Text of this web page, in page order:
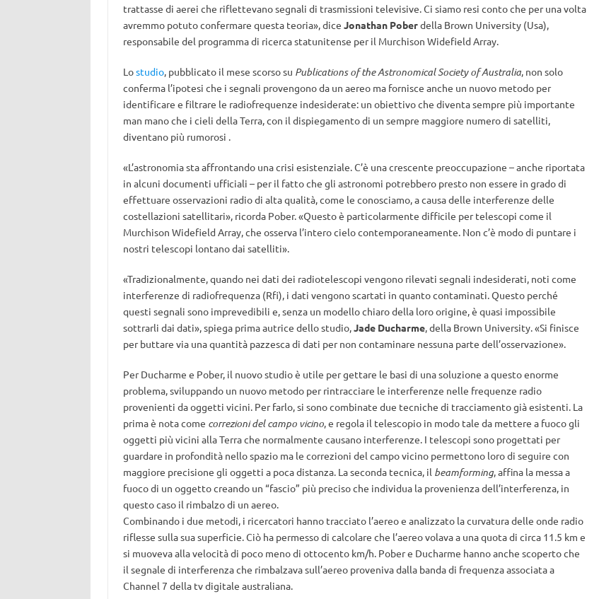
trattasse di aerei che riflettevano segnali di trasmissioni televisive. Ci siamo resi conto che per una volta
avremmo potuto confermare questa teoria», dice Jonathan Poberdella Brown University (Usa),
responsabile del programma di ricerca statunitense per il Murchison Widefield Array.
Lostudio, pubblicato il mese scorso su Publications of the Astronomical Society of Australia, non solo
conferma l’ipotesi che i segnali provengono da un aereo ma fornisce anche un nuovo metodo per
identificare e filtrare le radiofrequenze indesiderate: un obiettivo che diventa sempre più importante
man mano che i cieli della Terra, con il dispiegamento di un sempre maggiore numero di satelliti,
diventano più rumorosi .
«L’astronomia sta affrontando una crisi esistenziale. C’è una crescente preoccupazione – anche riportata
in alcuni documenti ufficiali – per il fatto che gli astronomi potrebbero presto non essere in grado di
effettuare osservazioni radio di alta qualità, come le conosciamo, a causa delle interferenze delle
costellazioni satellitari», ricorda Pober. «Questo è particolarmente difficile per telescopi come il
Murchison Widefield Array, che osserva l’intero cielo contemporaneamente. Non c’è modo di puntare i
nostri telescopi lontano dai satelliti».
«Tradizionalmente, quando nei dati dei radiotelescopi vengono rilevati segnali indesiderati, noti come
interferenze di radiofrequenza (Rfi), i dati vengono scartati in quanto contaminati. Questo perché
questi segnali sono imprevedibili e, senza un modello chiaro della loro origine, è quasi impossibile
sottrarli dai dati», spiega prima autrice dello studio,Jade Ducharme, della Brown University. «Si finisce
per buttare via una quantità pazzesca di dati per non contaminare nessuna parte dell’osservazione».
Per Ducharme e Pober, il nuovo studio è utile per gettare le basi di una soluzione a questo enorme
problema, sviluppando un nuovo metodo per rintracciare le interferenze nelle frequenze radio
provenienti da oggetti vicini. Per farlo, si sono combinate due tecniche di tracciamento già esistenti. La
prima è nota come correzioni del campo vicino, e regola il telescopio in modo tale da mettere a fuoco gli
oggetti più vicini alla Terra che normalmente causano interferenze. I telescopi sono progettati per
guardare in profondità nello spazio ma le correzioni del campo vicino permettono loro di seguire con
maggiore precisione gli oggetti a poca distanza. La seconda tecnica, il beamforming, affina la messa a
fuoco di un oggetto creando un “fascio” più preciso che individua la provenienza dell’interferenza, in
questo caso il rimbalzo di un aereo.
Combinando i due metodi, i ricercatori hanno tracciato l’aereo e analizzato la curvatura delle onde radio
riflesse sulla sua superficie. Ciò ha permesso di calcolare che l’aereo volava a una quota di circa 11.5 km e
si muoveva alla velocità di poco meno di ottocento km/h. Pober e Ducharme hanno anche scoperto che
il segnale di interferenza che rimbalzava sull’aereo proveniva dalla banda di frequenza associata a
Channel 7 della tv digitale australiana.